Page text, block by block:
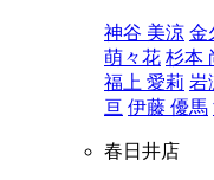
神谷 美涼 金
萌々花 杉本
福上 愛莉 岩
亘 伊藤 優馬
春日井店